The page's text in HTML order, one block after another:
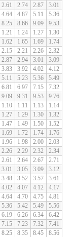
3.01
2.87
2.74
2.61
5.36
5.11
4.87
4.64
9.53
9.09
8.66
8.25
1.30
1.27
1.24
1.21
1.74
1.69
1.65
1.62
2.32
2.26
2.21
2.15
3.09
3.01
2.94
2.87
4.12
4.02
3.92
3.83
5.49
5.36
5.23
5.11
7.32
7.15
6.97
6.81
9.76
9.53
9.31
9.09
1.14
1.13
1.11
1.10
1.32
1.30
1.29
1.27
1.52
1.50
1.49
1.47
1.76
1.74
1.72
1.69
2.03
2.00
1.98
1.96
2.34
2.32
2.29
2.26
2.71
2.67
2.64
2.61
3.12
3.09
3.05
3.01
3.61
3.57
3.52
3.48
4.17
4.12
4.07
4.02
4.81
4.75
4.70
4.64
5.56
5.49
5.42
5.36
6.42
6.34
6.26
6.19
7.41
7.32
7.23
7.15
8.56
8.45
8.35
8.25